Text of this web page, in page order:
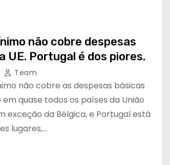
não cobre despesas
UE. Portugal é dos piores.
Team
não cobre as despesas básicas
quase todos os países da União
exceção da Bélgica, e Portugal está
lugares,…